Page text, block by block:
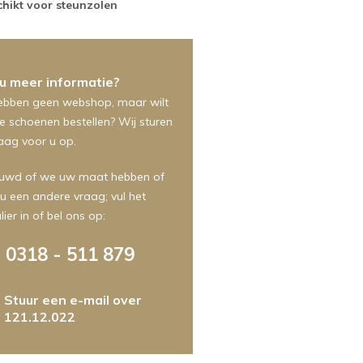
voor steunzolen
meer informatie?
geen webshop, maar wilt
schoenen bestellen? Wij sturen
voor u op.
of we uw maat hebben of
een andere vraag; vul het
in of bel ons op:
0318 - 511 879
Stuur een e-mail over
121.12.022